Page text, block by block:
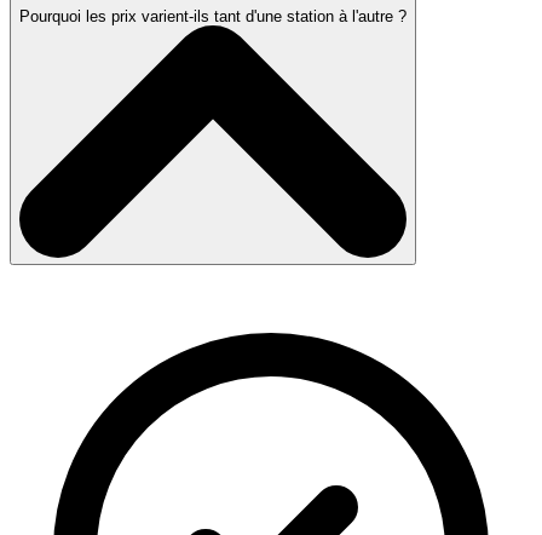
Pourquoi les prix varient-ils tant d'une station à l'autre ?